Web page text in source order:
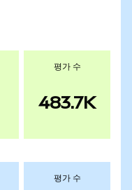
평가 수
483.7K
평가 수